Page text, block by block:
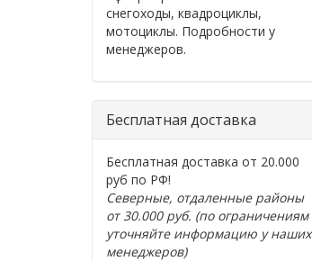
снегоходы, квадроциклы,
мотоциклы. Подробности у
менеджеров.
Бесплатная доставка
Бесплатная доставка от 20.000
руб по РФ!
Северные, отдаленные районы
от 30.000 руб. (по ограничениям
уточняйте информацию у наших
менеджеров)